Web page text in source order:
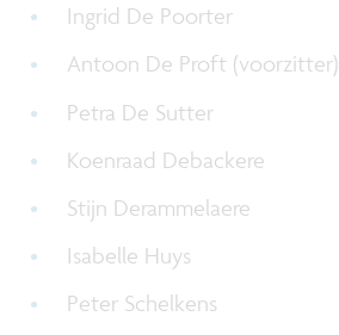
Ingrid De Poorter
Antoon De Proft (voorzitter)
Petra De Sutter
Koenraad Debackere
Stijn Derammelaere
Isabelle Huys
Peter Schelkens